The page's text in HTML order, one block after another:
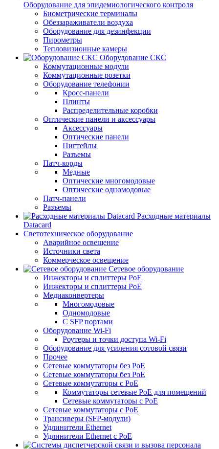
Оборудование для эпидемиологического контроля
Биометрические терминалы
Обеззараживатели воздуха
Оборудование для дезинфекции
Пирометры
Тепловизионные камеры
Оборудование СКС
Коммутационные модули
Коммутационные розетки
Оборудование телефонии
Кросс-панели
Плинты
Распределительные коробки
Оптические панели и аксессуары
Аксессуары
Оптические панели
Пигтейлы
Разъемы
Патч-корды
Медные
Оптические многомодовые
Оптические одномодовые
Патч-панели
Разъемы
Расходные материалы
Datacard
Светотехническое оборудование
Аварийное освещение
Источники света
Коммерческое освещение
Сетевое оборудование
Инжекторы и сплиттеры PoE
Инжекторы и сплиттеры РоЕ
Медиаконвертеры
Многомодовые
Одномодовые
С SFP портами
Оборудование Wi-Fi
Роутеры и точки доступа Wi-Fi
Оборудование для усиления сотовой связи
Прочее
Сетевые коммутаторы без PoE
Сетевые коммутаторы без РоЕ
Сетевые коммутаторы с PoE
Коммутаторы сетевые PoE для помещений
Сетевые коммутаторы с PoE
Сетевые коммутаторы с РоЕ
Трансиверы (SFP-модули)
Удлинители Ethernet
Удлинители Ethernet с PoE